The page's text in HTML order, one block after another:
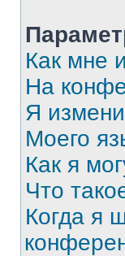
Как мне
На
Я
Моего
Как я
Что
Когда я